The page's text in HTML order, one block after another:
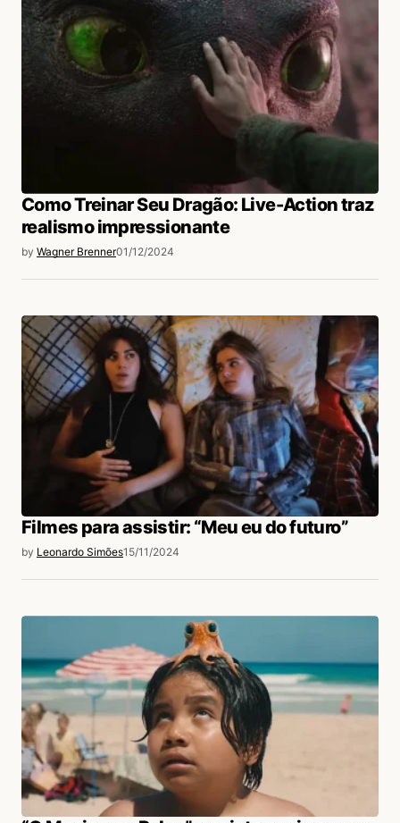
Como Treinar Seu Dragão: Live-Action traz
realismo impressionante
by Wagner Brenner01/12/2024
Filmes para assistir: “Meu eu do futuro”
by Leonardo Simões15/11/2024